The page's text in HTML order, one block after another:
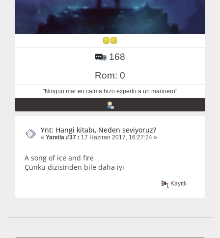
168
Rom: 0
"Ningun mar en calma hizo experto a un marinero"
Ynt: Hangi kitabı, Neden seviyoruz?
« Yanıtla #37 : 17 Haziran 2017, 16:27:24 »
A song of ice and fire
Çünkü dizisinden bile daha iyi
Kayıtlı